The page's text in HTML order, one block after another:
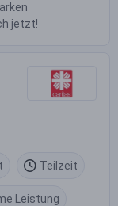
jetzt!
Teilzeit
Leistung